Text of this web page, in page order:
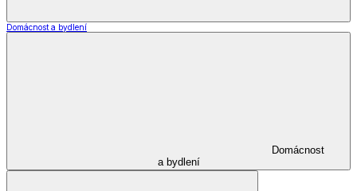
Domácnost a bydlení
Domácnost
a bydlení